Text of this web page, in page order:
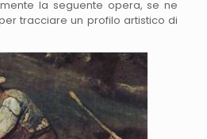
la seguente opera, se ne
tracciare un profilo artistico di